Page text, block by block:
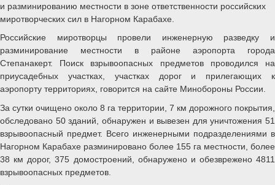
и разминированию местности в зоне ответственности российских
миротворческих сил в Нагорном Карабахе.
Российские миротворцы провели инженерную разведку и
разминирование местности в районе аэропорта города
Степанакерт. Поиск взрывоопасных предметов проводился на
приусадебных участках, участках дорог и прилегающих к
аэропорту территориях, говорится на сайте Минобороны России.
За сутки очищено около 8 га территории, 7 км дорожного покрытия,
обследовано 50 зданий, обнаружен и вывезен для уничтожения 51
взрывоопасный предмет. Всего инженерными подразделениями в
Нагорном Карабахе разминировано более 155 га местности, более
38 км дорог, 375 домостроений, обнаружено и обезврежено 4811
взрывоопасных предметов.